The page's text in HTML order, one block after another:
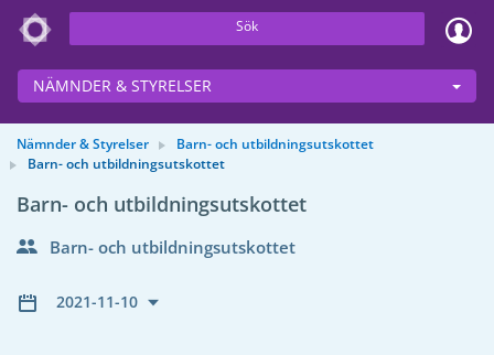
Sök
NÄMNDER & STYRELSER
Nämnder & Styrelser
Barn- och utbildningsutskottet
Barn- och utbildningsutskottet
Barn- och utbildningsutskottet
Barn- och utbildningsutskottet
2021-11-10